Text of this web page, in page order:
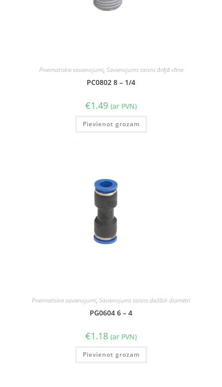
Pneimatiskie savienojumi, Savienojums taisns ārējā vītne
PC0802 8 – 1/4
€1.49 (ar PVN)
Pievienot grozam
Pneimatiskie savienojumi, Savienojums taisns dažādi diametri
PG0604 6 – 4
€1.18 (ar PVN)
Pievienot grozam